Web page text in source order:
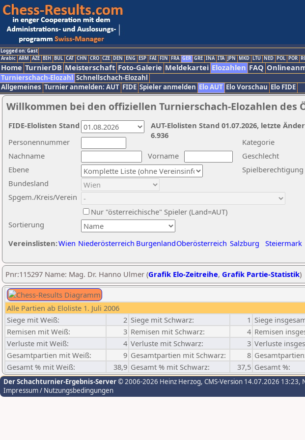
Logged on: Gast
Arabic ARM AZE BIH BUL CAT CHN CRO CZE DEN ENG ESP FAI FIN FRA GER GRE INA ITA JPN MKD LTU NED POL POR
Home TurnierDB Meisterschaft Foto-Galerie Meldekartei Elozahlen FAQ
Turnierschach-Elozahl Schnellschach-Elozahl
Allgemeines Turnier anmelden: AUT FIDE Spieler anmelden Elo AUT Elo Vorschau Elo FIDE
Willkommen bei den offiziellen Turnierschach-Elozahlen des
Nachname
Vorname
Ebene
Kategorie
Sortierung
Personennummer
Bundesland
Spgem./Kreis/Verein
Geschlecht
Nur "österreichische" Spieler (Land=AUT)
Spielberechtigung
Vereinslisten:Wien Niederösterreich BurgenlandOberösterreich Salzburg Steiermark
AUT-Elolisten Stand 01.07.2026, letzte
6.936
FIDE-Elolisten Stand
Pnr:115297 Name: Mag. Dr. Hanno Ulmer (Grafik Elo-Zeitreihe, Grafik Partie-Statistik)
Alle Partien ab Eloliste 1. Juli 2006
Siege mit Weiß:
2 Siege mit Schwarz: 1 Siege
Remisen mit Weiß:
3 Remisen mit Schwarz: 4 Remisen
Verluste mit Weiß:
4 Verluste mit Schwarz: 3 Verluste
Gesamtpartien mit Weiß:
9 Gesamtpartien mit Schwarz: 8
Gesamt % mit Weiß:
38,9 Gesamt % mit Schwarz: 37,5 Gesamt %:
Der Schachturnier-Ergebnis-Server© 2006-2026 Heinz Herzog, CMS-Version 14.07.2026 13:23,
Impressum / Nutzungsbedingungen